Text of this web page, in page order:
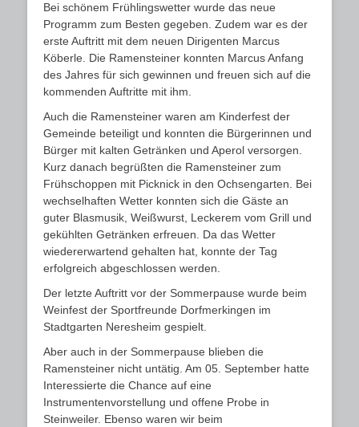
Bei schönem Frühlingswetter wurde das neue
Programm zum Besten gegeben. Zudem war es der
erste Auftritt mit dem neuen Dirigenten Marcus
Köberle. Die Ramensteiner konnten Marcus Anfang
des Jahres für sich gewinnen und freuen sich auf die
kommenden Auftritte mit ihm.
Auch die Ramensteiner waren am Kinderfest der
Gemeinde beteiligt und konnten die Bürgerinnen und
Bürger mit kalten Getränken und Aperol versorgen.
Kurz danach begrüßten die Ramensteiner zum
Frühschoppen mit Picknick in den Ochsengarten. Bei
wechselhaften Wetter konnten sich die Gäste an
guter Blasmusik, Weißwurst, Leckerem vom Grill und
gekühlten Getränken erfreuen. Da das Wetter
wiedererwartend gehalten hat, konnte der Tag
erfolgreich abgeschlossen werden.
Der letzte Auftritt vor der Sommerpause wurde beim
Weinfest der Sportfreunde Dorfmerkingen im
Stadtgarten Neresheim gespielt.
Aber auch in der Sommerpause blieben die
Ramensteiner nicht untätig. Am 05. September hatte
Interessierte die Chance auf eine
Instrumentenvorstellung und offene Probe in
Steinweiler. Ebenso waren wir beim